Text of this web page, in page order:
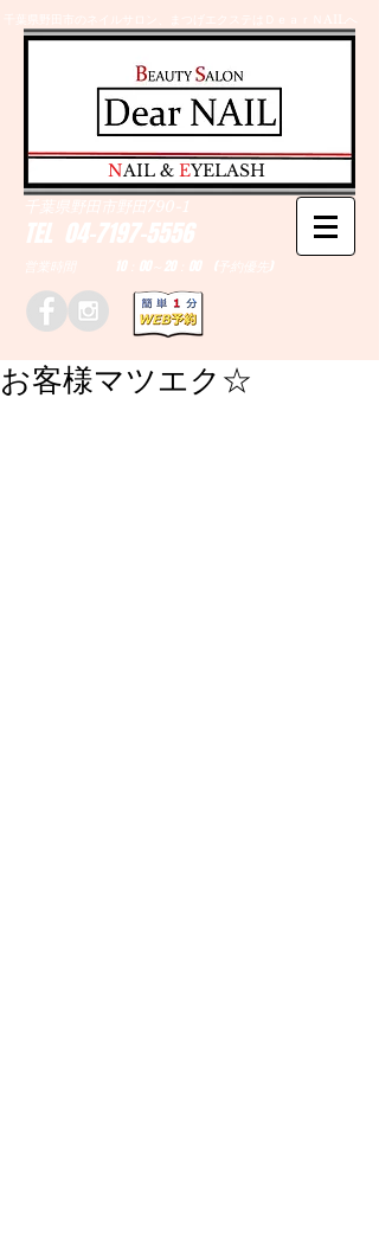
千葉県野田市のネイルサロン、まつげエクステはＤｅａｒＮAILへ
TEL 04-7197-5556
営業時間 10：00～20：00 (予約優先)
千葉県野田市野田790-1
​NAIL & EYELASH
お客様マツエク☆